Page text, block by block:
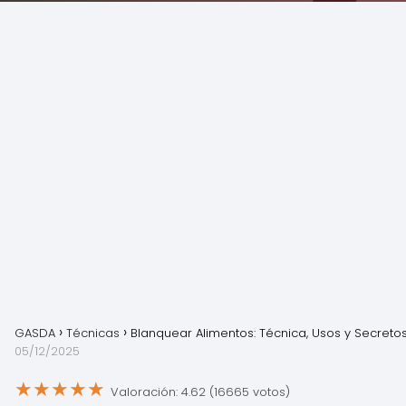
GASDA Técnicas
Blanquear Alimentos: Técnica, Usos y
05/12/2025
★★★★★ Valoración: 4.62 (16665 votos)